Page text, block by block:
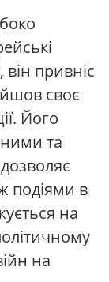
привніс
своє
Його
та
подіями в
на
на